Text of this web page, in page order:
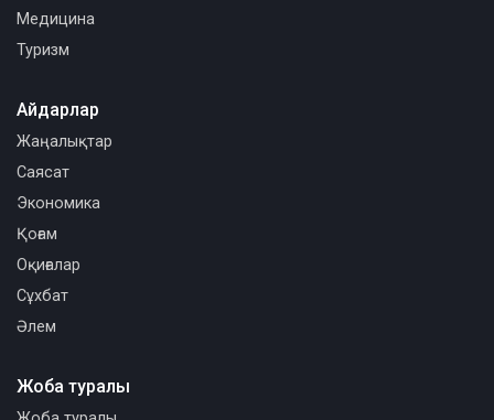
Медицина
Туризм
Айдарлар
Жаңалықтар
Саясат
Экономика
Қоғам
Оқиғалар
Сұхбат
Әлем
Жоба туралы